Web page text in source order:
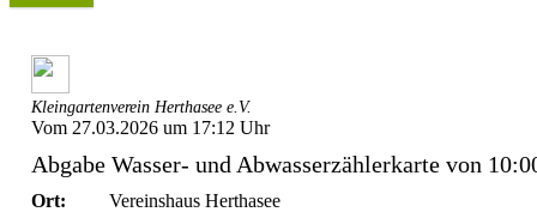
Kleingartenverein Herthasee e.V.
Vom 27.03.2026 um 17:12 Uhr
Abgabe Wasser- und Abwasserzählerkarte von
Ort:
Vereinshaus Herthasee